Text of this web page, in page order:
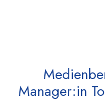
Manager:in